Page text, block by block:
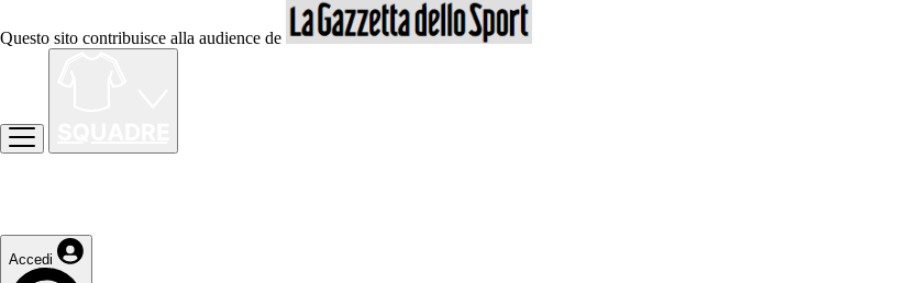
Questo sito contribuisce alla audience de
Accedi